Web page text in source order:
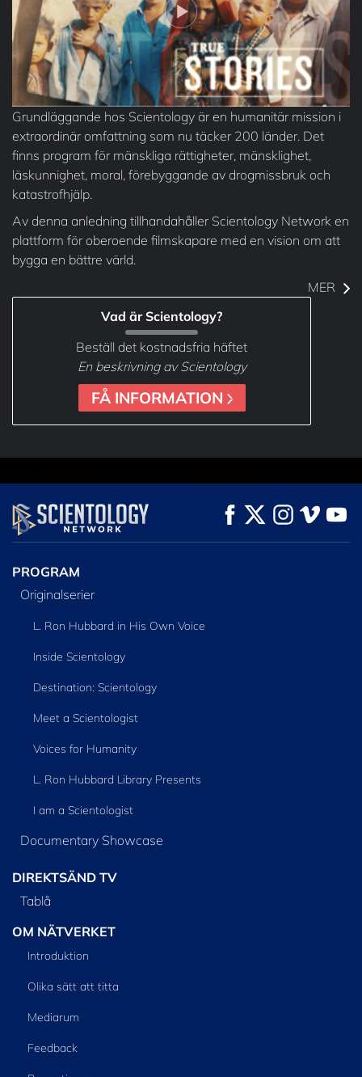
Grundläggande hos Scientology är en humanitär mission i
extraordinär omfattning som nu täcker 200 länder. Det
finns program för mänskliga rättigheter, mänsklighet,
läskunnighet, moral, förebyggande av drogmissbruk och
katastrofhjälp.
Av denna anledning tillhandahåller Scientology Network en
plattform för oberoende filmskapare med en vision om att
bygga en bättre värld.
MER
Vad är Scientology?
Beställ det kostnadsfria häftet
En beskrivning av Scientology
FÅ INFORMATION
PROGRAM
Originalserier
L. Ron Hubbard in His Own Voice
Inside Scientology
Destination: Scientology
Meet a Scientologist
Voices for Humanity
L. Ron Hubbard Library Presents
I am a Scientologist
Documentary Showcase
DIREKTSÄND TV
Tablå
OM NÄTVERKET
Introduktion
Olika sätt att titta
Mediarum
Feedback